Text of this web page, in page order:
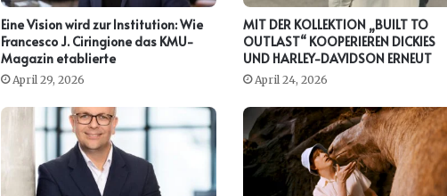
Eine Vision wird zur Institution: Wie
Francesco J. Ciringione das KMU-
Magazin etablierte
April 29, 2026
MIT DER KOLLEKTION „BUILT TO
OUTLAST“ KOOPERIEREN DICKIES
UND HARLEY-DAVIDSON ERNEUT
April 24, 2026